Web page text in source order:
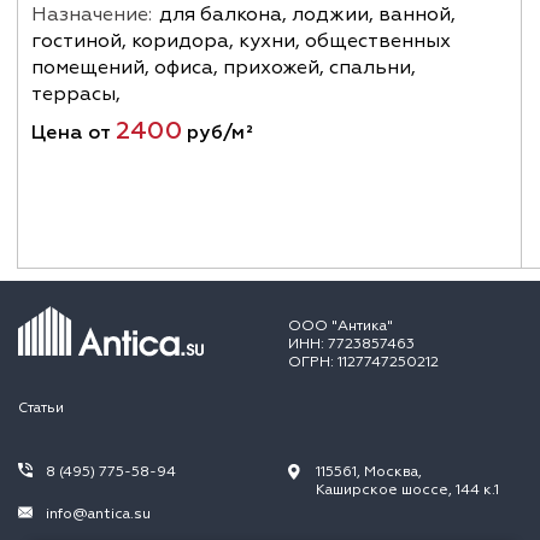
Назначение: для балкона, лоджии, ванной,
гостиной, коридора, кухни, общественных
помещений, офиса, прихожей, спальни,
террасы,
Цена от 2400 руб/м²
ООО "Антика"
ИНН: 7723857463
ОГРН: 1127747250212
Статьи
8 (495) 775-58-94
info@antica.su
115561, Москва,
Каширское шоссе, 144 к.1